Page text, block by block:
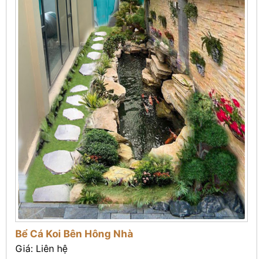
Bể Cá Koi Bên Hông Nhà
Giá: Liên hệ